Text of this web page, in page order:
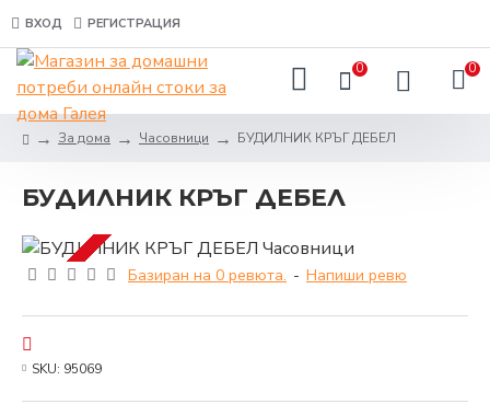
ВХОД РЕГИСТРАЦИЯ
0 0
За дома Часовници БУДИЛНИК КРЪГ ДЕБЕЛ
БУДИЛНИК КРЪГ ДЕБЕЛ
Базиран на 0 ревюта. - Напиши ревю
SKU: 95069